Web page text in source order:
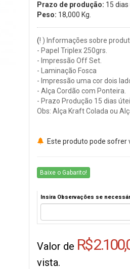
Prazo de produção: 15
Peso: 18,000 Kg.
(! ) Informações sobre
- Papel Triplex 250grs.
- Impressão Off Set.
- Laminação Fosca
- Impressão uma cor dois
- Alça Cordão com Ponteira.
- Prazo Produção 15 dias
Obs: Alça Kraft Colada ou
Este produto pode sofrer
Baixe o Gabarito!
Insira Observações se
Valor de R$
vista.